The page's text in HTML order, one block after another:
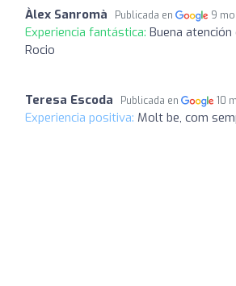
Àlex Sanromà Publicada en 9
Experiencia fantástica: Buena atención
Rocio
Teresa Escoda Publicada en 10
Experiencia positiva: Molt be, com